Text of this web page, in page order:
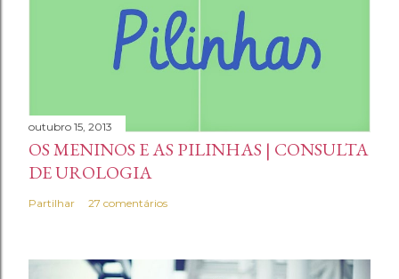
outubro 15, 2013
OS MENINOS E AS PILINHAS | CONSULTA
DE UROLOGIA
Partilhar 27 comentários